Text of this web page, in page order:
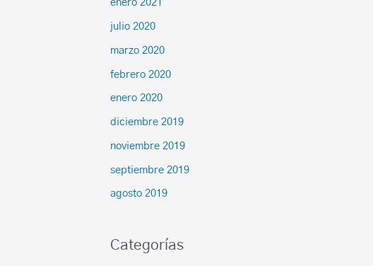
enero 2021
julio 2020
marzo 2020
febrero 2020
enero 2020
diciembre 2019
noviembre 2019
septiembre 2019
agosto 2019
Categorías